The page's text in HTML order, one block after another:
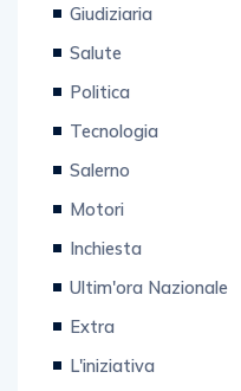
Giudiziaria
Salute
Politica
Tecnologia
Salerno
Motori
Inchiesta
Ultim'ora Nazionale
Extra
L'iniziativa